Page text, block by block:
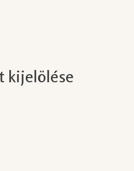
kijelölése